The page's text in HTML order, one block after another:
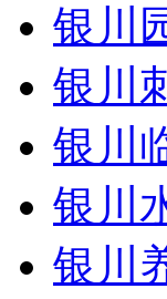
银川
银川
银川
银川
银川